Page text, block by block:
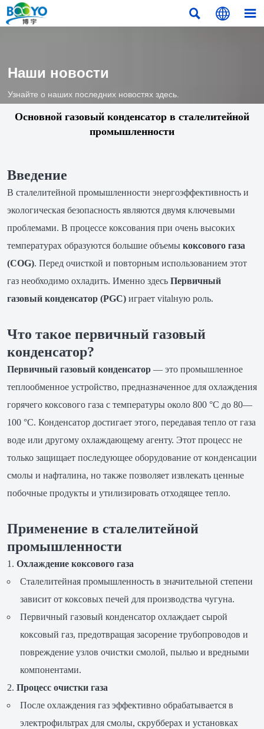
  
Наши новости
Узнайте о наших последних новостях здесь.
Основной газовый конденсатор в сталелитейной
промышленности
Введение
В сталелитейной промышленности энергоэффективность и
экологическая безопасность являются двумя ключевыми
проблемами. В процессе коксования при очень высоких
температурах образуются большие объемы коксового газа
(COG). Перед очисткой и повторным использованием этот
газ необходимо охладить. Именно здесь Первичный
газовый конденсатор (PGC)играет vitalную роль.
Что такое первичный газовый
конденсатор?
Первичный газовый конденсатор— это промышленное
теплообменное устройство, предназначенное для охлаждения
горячего коксового газа с температуры около 800 °C до 80—
100 °C. Конденсатор достигает этого, передавая тепло от газа
воде или другому охлаждающему агенту. Этот процесс не
только защищает последующее оборудование от конденсации
смолы и нафталина, но также позволяет извлекать ценные
побочные продукты и утилизировать отходящее тепло.
Применение в сталелитейной
промышленности
Охлаждение коксового газа
Сталелитейная промышленность в значительной степени
зависит от коксовых печей для производства чугуна.
Первичный газовый конденсатор охлаждает сырой
коксовый газ, предотвращая засорение трубопроводов и
повреждение узлов очистки смолой, пылью и вредными
компонентами.
Процесс очистки газа
После охлаждения газ эффективно обрабатывается в
электрофильтрах для смолы, скрубберах и установках